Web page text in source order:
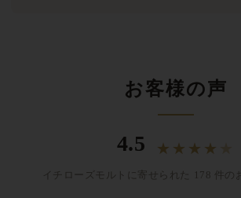
お客様の声
4.5 ★ ★ ★ ★
イチローズモルトに寄せられた 178 件の